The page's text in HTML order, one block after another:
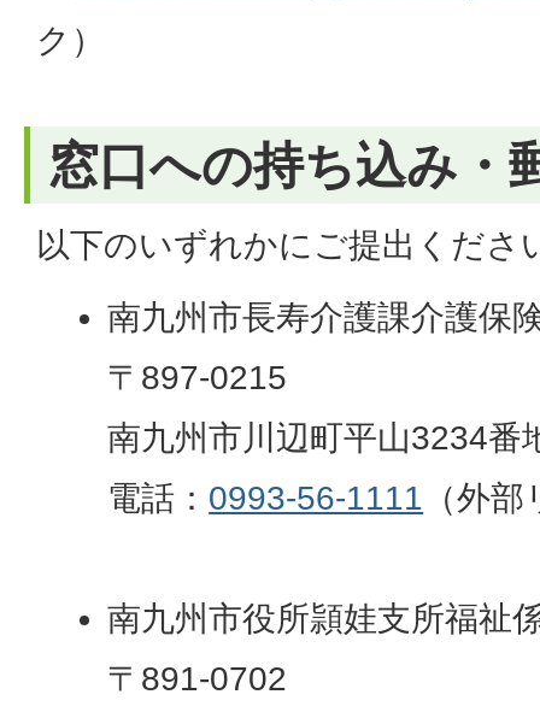
ク）
窓口への持ち込み・
以下のいずれかにご提出くださ
南九州市長寿介護課介護保
〒897-0215
南九州市川辺町平山3234番
電話： 0993-56-1111 （外
南九州市役所頴娃支所福祉
〒891-0702